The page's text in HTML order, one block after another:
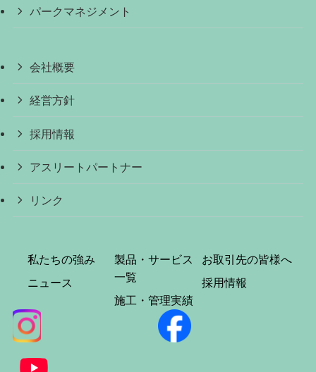
パークマネジメント
会社概要
経営方針
採用情報
アスリートパートナー
リンク
私たちの強み
ニュース
製品・サービス
一覧
施工・管理実績
お取引先の皆様へ
採用情報